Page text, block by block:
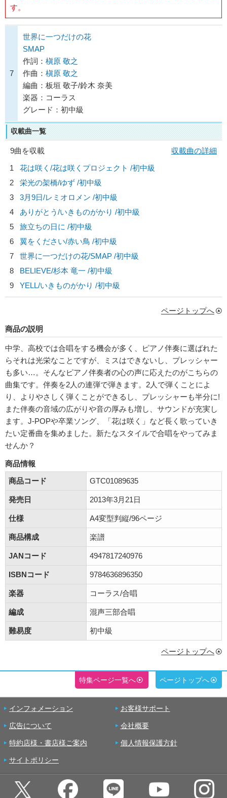
す。
7
世界に一つだけの花
SMAP
作詞： 槇原 敬之
作曲： 槇原 敬之
編曲：板垣 敬子/鈴木 奈美
楽器：コーラス
グレード：初中級
収載曲一覧
9曲を収載
収載曲の詳細
1
花は咲く/花は咲くプロジェクト /初中級
2
栄光の架橋/ゆず /初中級
3
3月9日/レミオロメン /初中級
4
ありがとう/いきものがかり /初中級
5
旅立ちの日に /初中級
6
翼をください/赤い鳥 /初中級
7
世界に一つだけの花/SMAP /初中級
8
BELIEVE/杉本 竜一 /初中級
9
YELL/いきものがかり /初中級
ページトップへ
商品の説明
中学、高校では合唱をする機会が多く、ピアノ伴奏に選ばれた
らそれは光栄なことですが、ミスはできないし、プレッシャー
も多い…。そんなピアノ伴奏者の心の声に応えたのがこちらの
曲集です。伴奏を2人の連弾で弾きます。2人で弾くことによ
り、よりやさしく弾くことができるし、プレッシャーも半分に!
また伴奏の音域の広がりや音の厚みも増し、サウンドが充実し
ます。J-POPや卒業ソング、「花は咲く」など長く歌っていき
たい定番曲を集めました。新たなスタイルで合唱をやってみま
せんか？
商品情報
商品コード
GTC01089635
発売日 2013年3月21日
仕様 A4変型判縦/96ページ
商品構成 楽譜
JANコード 4947817240976
ISBNコード 9784636896350
楽器 コーラス/合唱
編成 混声三部合唱
難易度 初中級
ページトップへ
特集ページ一覧へ ページトップへ
インフォメーション お客様サポート
広告について 会社概要
特約店様・書店様ご案内 個人情報保護方針
サイトポリシー